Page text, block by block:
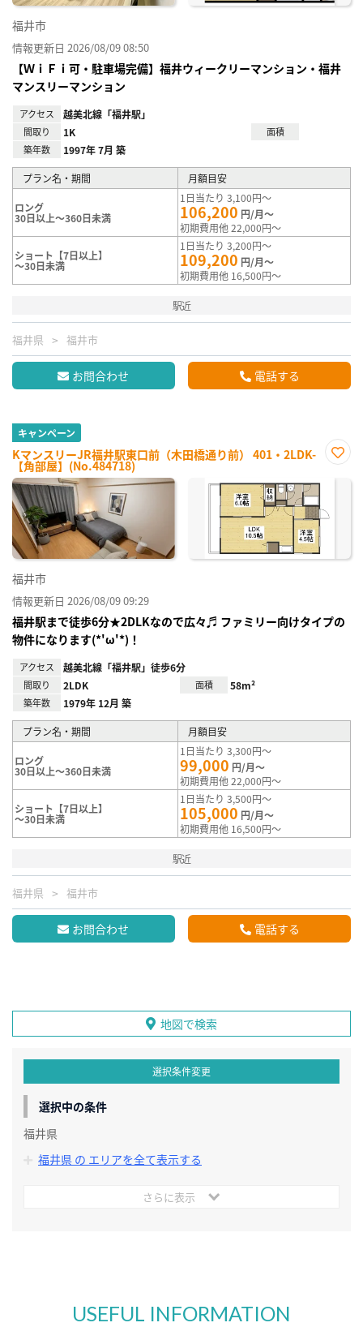
福井市
情報更新日 2026/08/09 08:50
【ＷｉＦｉ可・駐車場完備】福井ウィークリーマンション・福井
マンスリーマンション
アクセス 越美北線「福井駅」
間取り 1K
面積
築年数
1997年 7月 築
プラン名・期間 月額目安
ロング
30日以上～360日未満
1日当たり 3,100円～
106,200 円/月～
初期費用他 22,000円～
ショート【7日以上】
～30日未満
1日当たり 3,200円～
109,200 円/月～
初期費用他 16,500円～
駅近
福井県 福井市
お問合わせ 電話する
キャンペーン
KマンスリーJR福井駅東口前（木田橋通り前） 401・2LDK-
【角部屋】(No.484718)
に入
福井市
情報更新日 2026/08/09 09:29
福井駅まで徒歩6分★2DLKなので広々♬ ファミリー向けタイプの
物件になります(*'ω'*)！
アクセス 越美北線「福井駅」徒歩6分
間取り 2LDK 面積 58m²
築年数 1979年 12月 築
プラン名・期間 月額目安
ロング
30日以上～360日未満
1日当たり 3,300円～
99,000 円/月～
初期費用他 22,000円～
ショート【7日以上】
～30日未満
1日当たり 3,500円～
105,000 円/月～
初期費用他 16,500円～
駅近
福井県 福井市
お問合わせ 電話する
地図で検索
選択条件変更
選択中の条件
福井県
福井県 の エリアを全て表示する
さらに表示
USEFUL INFORMATION